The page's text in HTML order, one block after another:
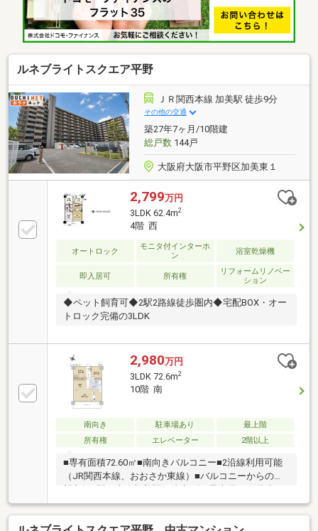
ルネブライトスクエア平野
ＪＲ関西本線 加美駅 徒歩9分
その他の交通
築27年7ヶ月/10階建
総戸数144戸
大阪府大阪市平野区加美東１
2,799万円
3LDK 62.4m2
4階 西
オートロック
モニタ付インターホ
ン
浴室乾燥機
即入居可 所有権
リフォームリノベー
ション
◆ペット飼育可◆2駅2路線徒歩圏内◆宅配BOX・オー
トロック完備の3LDK
2,980万円
3LDK 72.6m2
10階 南
南向き 駐車場あり
最上階
所有権
エレベーター 2階以上
■専有面積72.60㎡■南向きバルコニー■2沿線利用可能
（JR関西本線、おおさか東線）■バルコニーからの眺
10階部分）■令和5年2月 給湯器新調■令和7年4月 ユ
ニットバス新調、浴室暖房乾燥機新調